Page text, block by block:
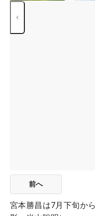
前へ
宮本勝昌は7月下旬か